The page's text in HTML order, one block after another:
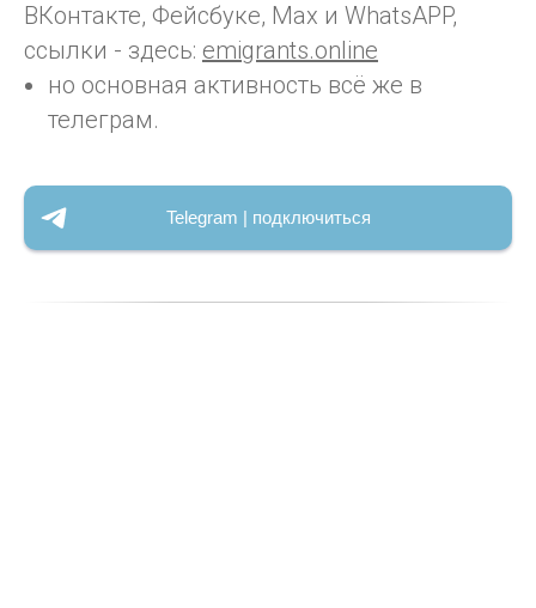
ВКонтакте, Фейсбуке, Max и WhatsAPP,
ссылки - здесь: emigrants.online
но основная активность всё же в
телеграм.
Telegram | подключиться